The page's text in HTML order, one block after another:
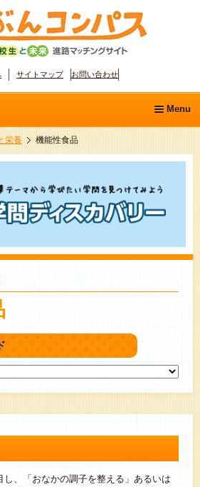
サイトマップ お問い合わせ
Menu
栄養 機能性食品
し、「おなかの調子を整える」あるいは